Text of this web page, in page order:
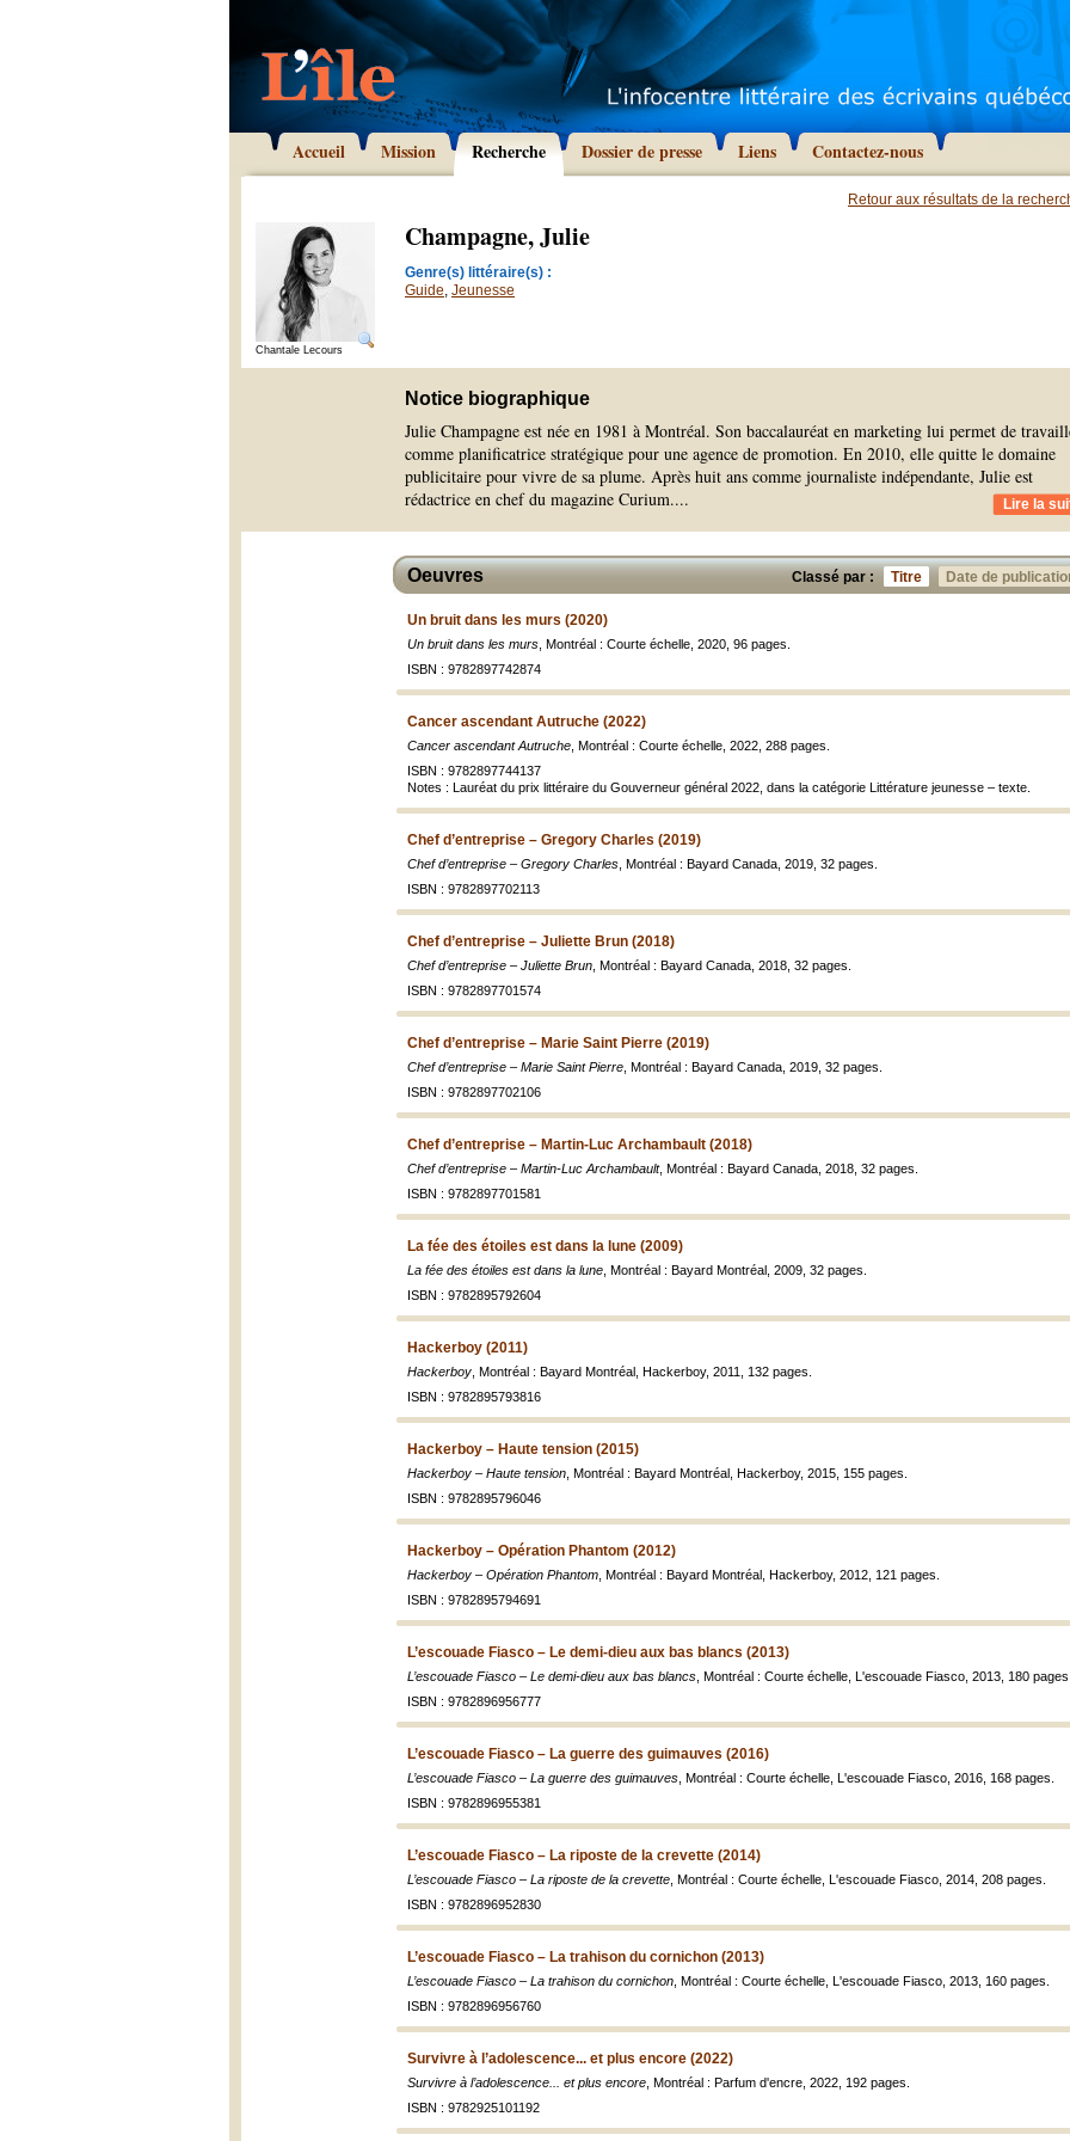
Accueil Mission Recherche Dossier de presse Liens Contactez-nous
Retour aux résultats de la
Chantale Lecours
Champagne, Julie
Genre(s) littéraire(s) :
Guide, Jeunesse
Notice biographique
Julie Champagne est née en 1981 à Montréal. Son baccalauréat en marketing lui permet de
comme planificatrice stratégique pour une agence de promotion. En 2010, elle quitte le domaine
publicitaire pour vivre de sa plume. Après huit ans comme journaliste indépendante, Julie est
rédactrice en chef du magazine Curium.... Lire la
Classé par : Titre Date de
Oeuvres
Un bruit dans les murs (2020)
Un bruit dans les murs , Montréal : Courte échelle, 2020, 96 pages.
ISBN : 9782897742874
Cancer ascendant Autruche (2022)
Cancer ascendant Autruche , Montréal : Courte échelle, 2022, 288 pages.
ISBN : 9782897744137
Notes : Lauréat du prix littéraire du Gouverneur général 2022, dans la catégorie Littérature jeunesse – texte.
Chef d’entreprise – Gregory Charles (2019)
Chef d’entreprise – Gregory Charles , Montréal : Bayard Canada, 2019, 32 pages.
ISBN : 9782897702113
Chef d’entreprise – Juliette Brun (2018)
Chef d’entreprise – Juliette Brun , Montréal : Bayard Canada, 2018, 32 pages.
ISBN : 9782897701574
Chef d’entreprise – Marie Saint Pierre (2019)
Chef d’entreprise – Marie Saint Pierre , Montréal : Bayard Canada, 2019, 32 pages.
ISBN : 9782897702106
Chef d’entreprise – Martin-Luc Archambault (2018)
Chef d’entreprise – Martin-Luc Archambault, Montréal : Bayard Canada, 2018, 32 pages.
ISBN : 9782897701581
La fée des étoiles est dans la lune (2009)
La fée des étoiles est dans la lune , Montréal : Bayard Montréal, 2009, 32 pages.
ISBN : 9782895792604
Hackerboy (2011)
Hackerboy , Montréal : Bayard Montréal, Hackerboy, 2011, 132 pages.
ISBN : 9782895793816
Hackerboy – Haute tension (2015)
Hackerboy – Haute tension , Montréal : Bayard Montréal, Hackerboy, 2015, 155 pages.
ISBN : 9782895796046
Hackerboy – Opération Phantom (2012)
Hackerboy – Opération Phantom , Montréal : Bayard Montréal, Hackerboy, 2012, 121 pages.
ISBN : 9782895794691
L’escouade Fiasco – Le demi-dieu aux bas blancs (2013)
L’escouade Fiasco – Le demi-dieu aux bas blancs , Montréal : Courte échelle, L'escouade Fiasco, 2013, 180
ISBN : 9782896956777
L’escouade Fiasco – La guerre des guimauves (2016)
L’escouade Fiasco – La guerre des guimauves , Montréal : Courte échelle, L'escouade Fiasco, 2016, 168 pages.
ISBN : 9782896955381
L’escouade Fiasco – La riposte de la crevette (2014)
L’escouade Fiasco – La riposte de la crevette , Montréal : Courte échelle, L'escouade Fiasco, 2014, 208 pages.
ISBN : 9782896952830
L’escouade Fiasco – La trahison du cornichon (2013)
L’escouade Fiasco – La trahison du cornichon , Montréal : Courte échelle, L'escouade Fiasco, 2013, 160 pages.
ISBN : 9782896956760
Survivre à l’adolescence... et plus encore (2022)
Survivre à l’adolescence... et plus encore , Montréal : Parfum d'encre, 2022, 192 pages.
ISBN : 9782925101192